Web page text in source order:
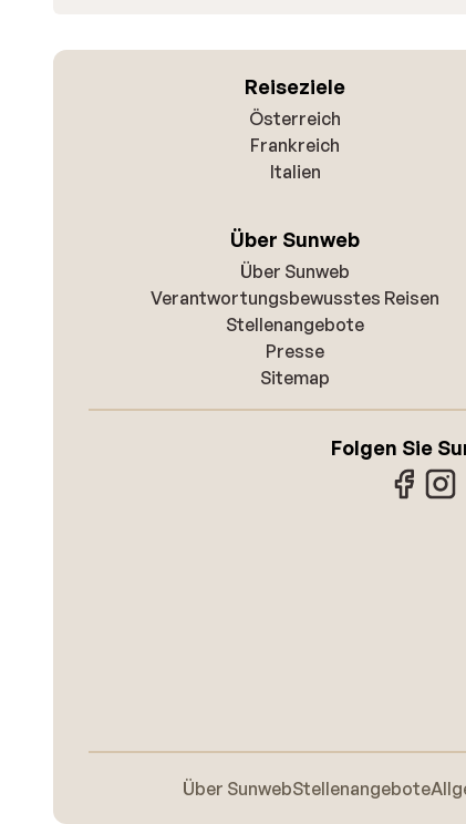
Reiseziele
Österreich
Frankreich
Italien
Über Sunweb
Über Sunweb
Verantwortungsbewusstes Reisen
Stellenangebote
Presse
Sitemap
Folgen Sie
Über SunwebStellenangebote